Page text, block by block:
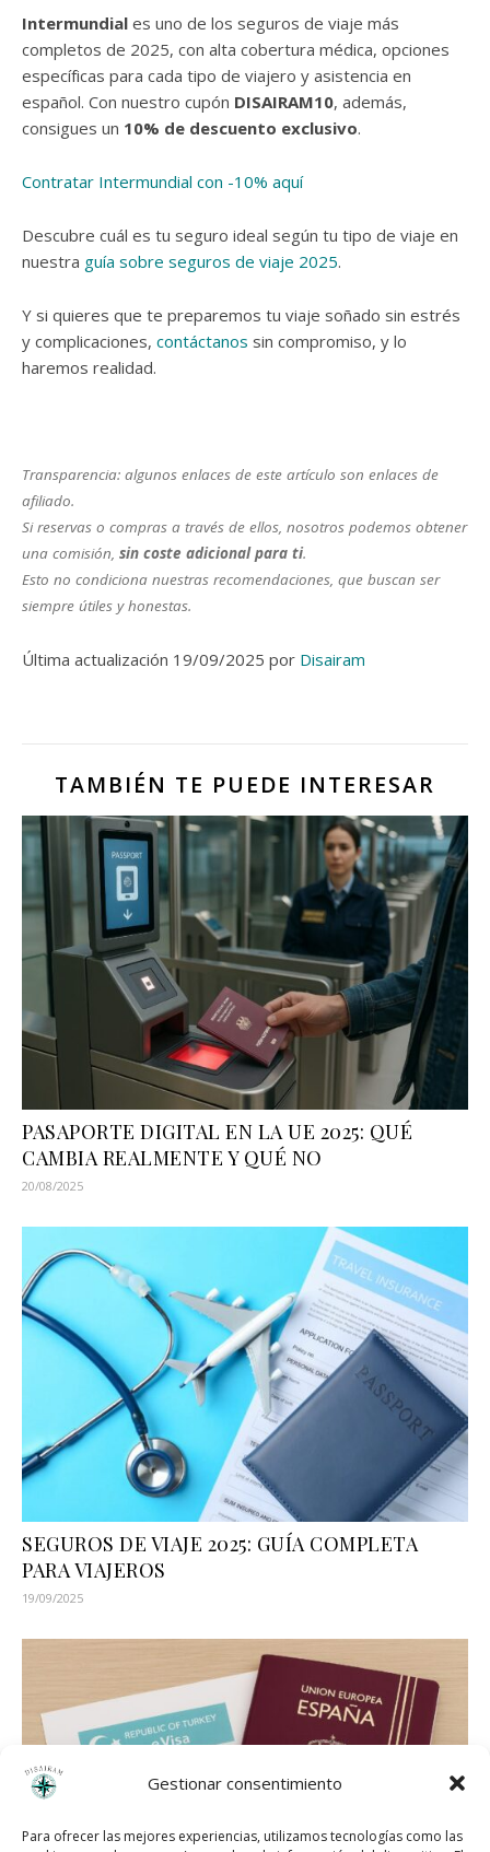
Gestionar consentimiento
Para ofrecer las mejores experiencias, utilizamos tecnologías como las
Intermundial es uno de los seguros de viaje más
completos de 2025, con alta cobertura médica, opciones
específicas para cada tipo de viajero y asistencia en
español. Con nuestro cupón DISAIRAM10, además,
consigues un 10% de descuento exclusivo.
Contratar Intermundial con -10% aquí
Descubre cuál es tu seguro ideal según tu tipo de viaje en
nuestra guía sobre seguros de viaje 2025.
Y si quieres que te preparemos tu viaje soñado sin estrés
y complicaciones, contáctanos sin compromiso, y lo
haremos realidad.
Transparencia: algunos enlaces de este artículo son enlaces de
afiliado.
Si reservas o compras a través de ellos, nosotros podemos obtener
una comisión, sin coste adicional para ti.
Esto no condiciona nuestras recomendaciones, que buscan ser
siempre útiles y honestas.
Última actualización 19/09/2025 por Disairam
TAMBIÉN TE PUEDE INTERESAR
PASAPORTE DIGITAL EN LA UE 2025: QUÉ
CAMBIA REALMENTE Y QUÉ NO
20/08/2025
SEGUROS DE VIAJE 2025: GUÍA COMPLETA
PARA VIAJEROS
19/09/2025